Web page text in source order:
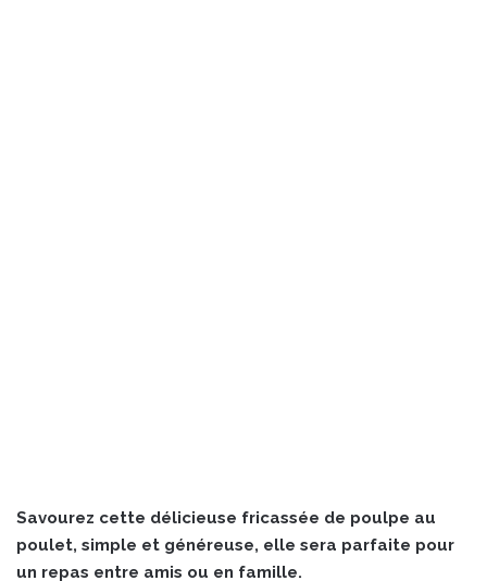
Savourez cette délicieuse fricassée de poulpe au
poulet, simple et généreuse, elle sera parfaite pour
un repas entre amis ou en famille.